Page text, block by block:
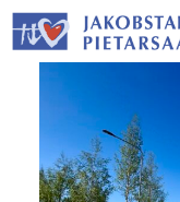
Hoppa
till
innehållet